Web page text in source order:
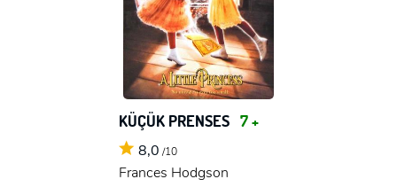
KÜÇÜK PRENSES 7 +
8,0 /10
Frances Hodgson